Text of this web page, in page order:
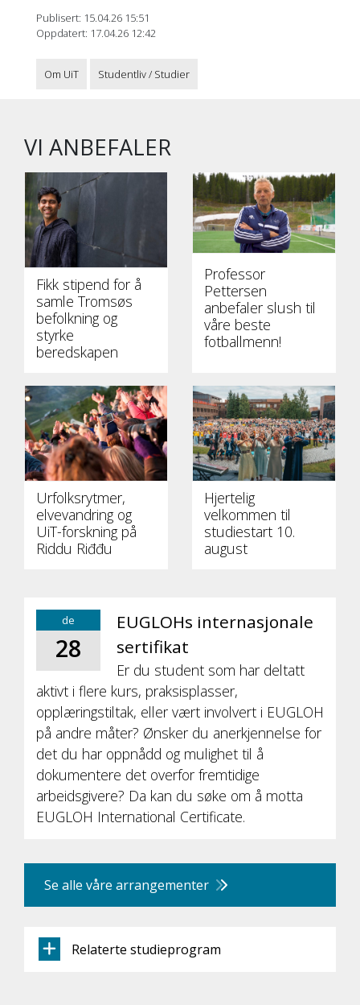
Publisert: 15.04.26 15:51
Oppdatert: 17.04.26 12:42
Om UiT Studentliv / Studier
VI ANBEFALER
Fikk stipend for å
samle Tromsøs
befolkning og
styrke
beredskapen
Professor
Pettersen
anbefaler slush til
våre beste
fotballmenn!
Urfolksrytmer,
elvevandring og
UiT-forskning på
Riddu Riđđu
Hjertelig
velkommen til
studiestart 10.
august
de
28
EUGLOHs internasjonale
sertifikat
Er du student som har deltatt
aktivt i flere kurs, praksisplasser,
opplæringstiltak, eller vært involvert i EUGLOH
på andre måter? Ønsker du anerkjennelse for
det du har oppnådd og mulighet til å
dokumentere det overfor fremtidige
arbeidsgivere? Da kan du søke om å motta
EUGLOH International Certificate.
Se alle våre arrangementer
Relaterte studieprogram